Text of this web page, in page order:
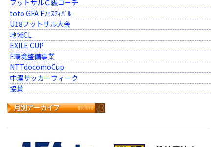
フットサルＣ級コーチ
toto GFA Fﾌｪｽﾃｨﾊﾞﾙ
U18フットサル大会
地域CL
EXILE CUP
F環境整備事業
NTTdocomoCup
中濃サッカーウィーク
協賛